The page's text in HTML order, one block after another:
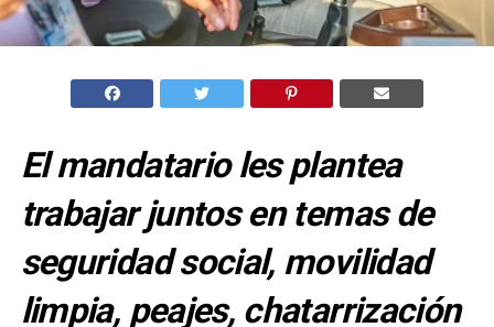
El mandatario les plantea
trabajar juntos en temas de
seguridad social, movilidad
limpia, peajes, chatarrización